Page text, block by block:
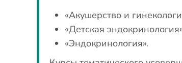
«Акушерство и
«Детская
«Эндокринология».